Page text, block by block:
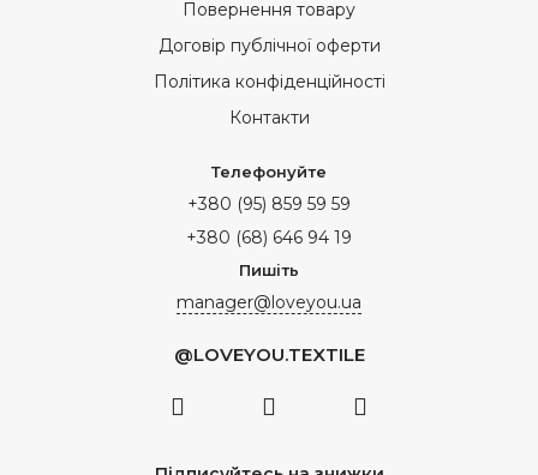
Повернення товару
Договір публічної оферти
Політика конфіденційності
Контакти
Телефонуйте
+380 (95) 859 59 59
+380 (68) 646 94 19
Пишіть
manager@loveyou.ua
@LOVEYOU.TEXTILE